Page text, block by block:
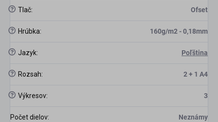
? Tlač: Ofset
? Hrúbka: 160g/m2 - 0,18mm
? Jazyk: Poľština
? Rozsah: 2 + 1 A4
? Výkresov: 3
Počet dielov: Neznámy